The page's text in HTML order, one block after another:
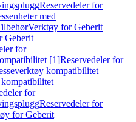
Reservedeler for
med
Verktøy for Geberit
Geberit
for
[1]Reservedeler for
kompatibilitet
kompatibilitet
for
Reservedeler for
for Geberit